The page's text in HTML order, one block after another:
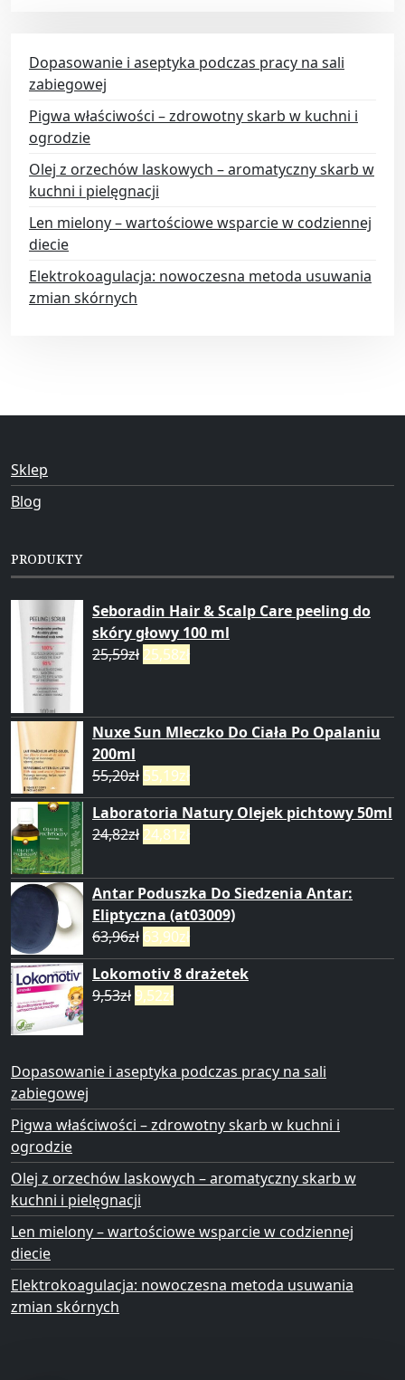
Dopasowanie i aseptyka podczas pracy na sali
zabiegowej
Pigwa właściwości – zdrowotny skarb w kuchni i
ogrodzie
Olej z orzechów laskowych – aromatyczny skarb w
kuchni i pielęgnacji
Len mielony – wartościowe wsparcie w codziennej
diecie
Elektrokoagulacja: nowoczesna metoda usuwania
zmian skórnych
Sklep
Blog
PRODUKTY
Seboradin Hair & Scalp Care peeling do
skóry głowy 100 ml
25,59zł 25,58zł
Nuxe Sun Mleczko Do Ciała Po Opalaniu
200ml
55,20zł 55,19zł
Laboratoria Natury Olejek pichtowy 50ml
24,82zł 24,81zł
Antar Poduszka Do Siedzenia Antar:
Eliptyczna (at03009)
63,96zł 63,90zł
Lokomotiv 8 drażetek
9,53zł 9,52zł
Dopasowanie i aseptyka podczas pracy na sali
zabiegowej
Pigwa właściwości – zdrowotny skarb w kuchni i
ogrodzie
Olej z orzechów laskowych – aromatyczny skarb w
kuchni i pielęgnacji
Len mielony – wartościowe wsparcie w codziennej
diecie
Elektrokoagulacja: nowoczesna metoda usuwania
zmian skórnych